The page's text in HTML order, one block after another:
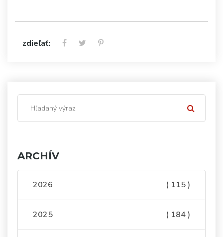
zdieľať:
ARCHÍV
2026 ( 115 )
2025 ( 184 )